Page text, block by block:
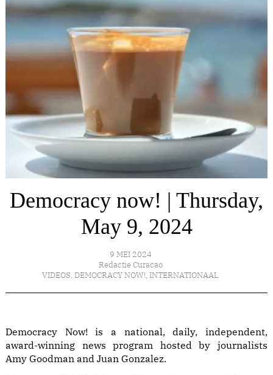
Democracy now! | Thursday,
May 9, 2024
9 MEI 2024
Redactie Curacao
VIDEOS, DEMOCRACY NOW!, INTERNATIONAAL
Democracy Now! is a national, daily, independent,
award-winning news program hosted by journalists
Amy Goodman and Juan Gonzalez.